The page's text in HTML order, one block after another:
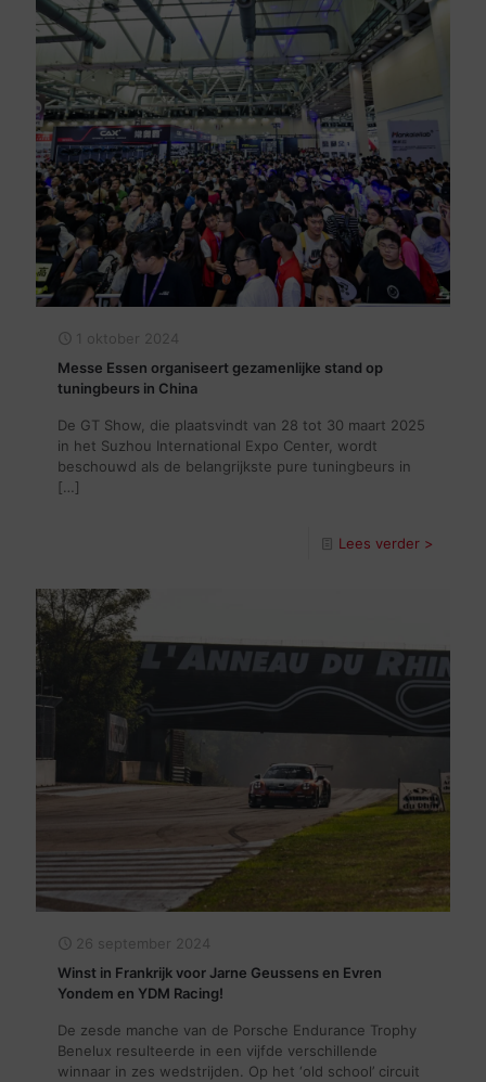
1 oktober 2024
Messe Essen organiseert gezamenlijke stand op
tuningbeurs in China
De GT Show, die plaatsvindt van 28 tot 30 maart 2025
in het Suzhou International Expo Center, wordt
beschouwd als de belangrijkste pure tuningbeurs in
[…]
Lees verder >
26 september 2024
Winst in Frankrijk voor Jarne Geussens en Evren
Yondem en YDM Racing!
De zesde manche van de Porsche Endurance Trophy
Benelux resulteerde in een vijfde verschillende
winnaar in zes wedstrijden. Op het ‘old school’ circuit